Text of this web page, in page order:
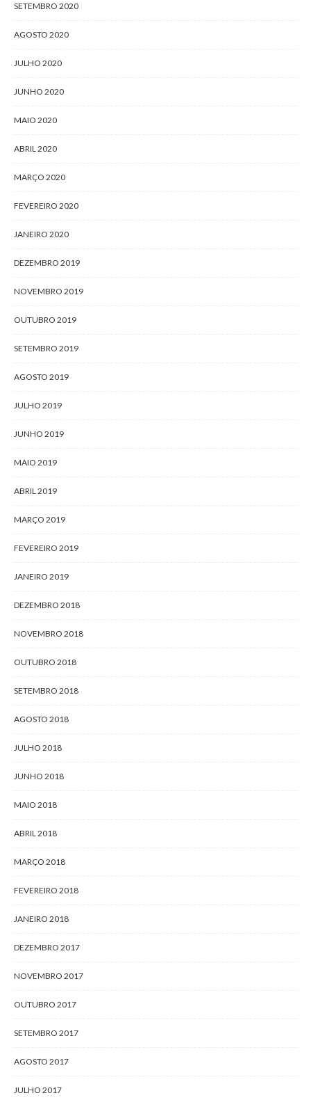
SETEMBRO 2020
AGOSTO 2020
JULHO 2020
JUNHO 2020
MAIO 2020
ABRIL 2020
MARÇO 2020
FEVEREIRO 2020
JANEIRO 2020
DEZEMBRO 2019
NOVEMBRO 2019
OUTUBRO 2019
SETEMBRO 2019
AGOSTO 2019
JULHO 2019
JUNHO 2019
MAIO 2019
ABRIL 2019
MARÇO 2019
FEVEREIRO 2019
JANEIRO 2019
DEZEMBRO 2018
NOVEMBRO 2018
OUTUBRO 2018
SETEMBRO 2018
AGOSTO 2018
JULHO 2018
JUNHO 2018
MAIO 2018
ABRIL 2018
MARÇO 2018
FEVEREIRO 2018
JANEIRO 2018
DEZEMBRO 2017
NOVEMBRO 2017
OUTUBRO 2017
SETEMBRO 2017
AGOSTO 2017
JULHO 2017